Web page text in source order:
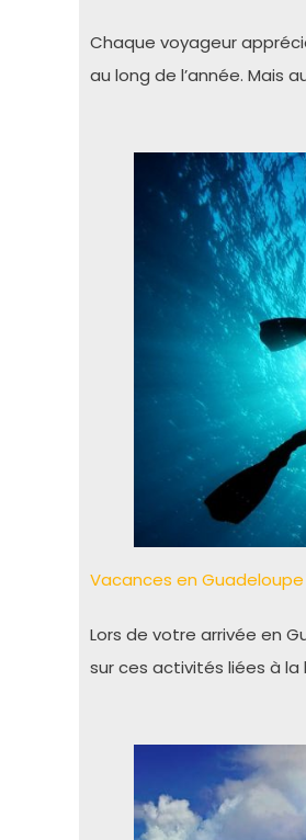
Chaque voyageur
au long de l’année. Mais
Vacances en
Lors de votre arrivée en
sur ces activités liées à